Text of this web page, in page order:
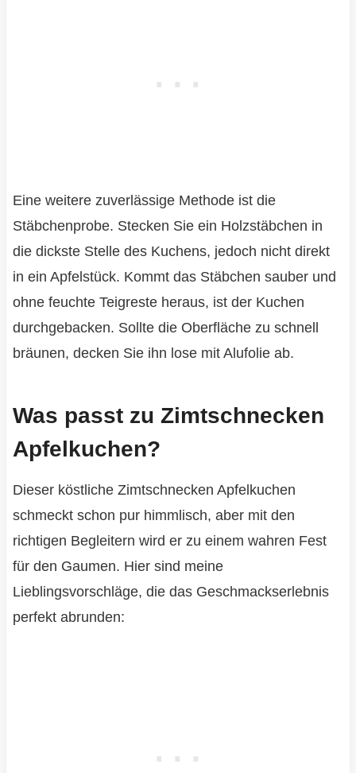
Eine weitere zuverlässige Methode ist die
Stäbchenprobe. Stecken Sie ein Holzstäbchen in
die dickste Stelle des Kuchens, jedoch nicht direkt
in ein Apfelstück. Kommt das Stäbchen sauber und
ohne feuchte Teigreste heraus, ist der Kuchen
durchgebacken. Sollte die Oberfläche zu schnell
bräunen, decken Sie ihn lose mit Alufolie ab.
Was passt zu Zimtschnecken
Apfelkuchen?
Dieser köstliche Zimtschnecken Apfelkuchen
schmeckt schon pur himmlisch, aber mit den
richtigen Begleitern wird er zu einem wahren Fest
für den Gaumen. Hier sind meine
Lieblingsvorschläge, die das Geschmackserlebnis
perfekt abrunden: